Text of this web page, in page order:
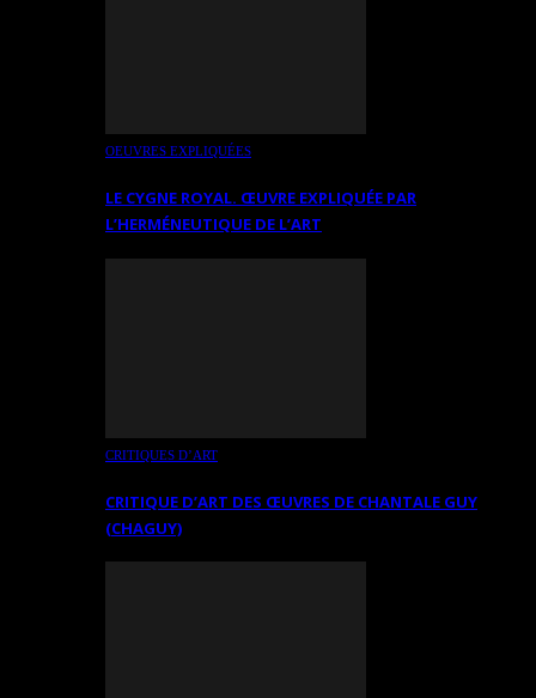
OEUVRES EXPLIQUÉES
LE CYGNE ROYAL. ŒUVRE EXPLIQUÉE PAR
L’HERMÉNEUTIQUE DE L’ART
CRITIQUES D’ART
CRITIQUE D’ART DES ŒUVRES DE CHANTALE GUY
(CHAGUY)